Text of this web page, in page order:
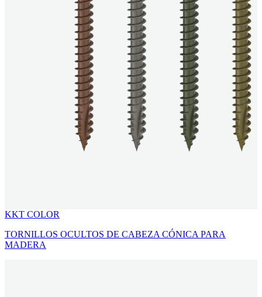
KKT COLOR
TORNILLOS OCULTOS DE CABEZA CÓNICA PARA
MADERA